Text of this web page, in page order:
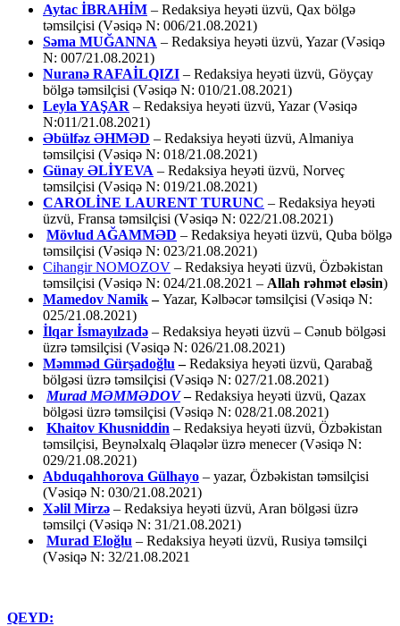
Aytac İBRAHİM – Redaksiya heyəti üzvü, Qax bölgə
təmsilçisi (Vəsiqə N: 006/21.08.2021)
Səma MUĞANNA – Redaksiya heyəti üzvü, Yazar (Vəsiqə
N: 007/21.08.2021)
Nuranə RAFAİLQIZI – Redaksiya heyəti üzvü, Göyçay
bölgə təmsilçisi (Vəsiqə N: 010/21.08.2021)
Leyla YAŞAR – Redaksiya heyəti üzvü, Yazar (Vəsiqə
N:011/21.08.2021)
Əbülfəz ƏHMƏD – Redaksiya heyəti üzvü, Almaniya
təmsilçisi (Vəsiqə N: 018/21.08.2021)
Günay ƏLİYEVA – Redaksiya heyəti üzvü, Norveç
təmsilçisi (Vəsiqə N: 019/21.08.2021)
CAROLİNE LAURENT TURUNC – Redaksiya heyəti
üzvü, Fransa təmsilçisi (Vəsiqə N: 022/21.08.2021)
Mövlud AĞAMMƏD – Redaksiya heyəti üzvü, Quba bölgə
təmsilçisi (Vəsiqə N: 023/21.08.2021)
Cihangir NOMOZOV – Redaksiya heyəti üzvü, Özbəkistan
təmsilçisi (Vəsiqə N: 024/21.08.2021 – Allah rəhmət eləsin)
Mamedov Namik–Yazar, Kəlbəcər təmsilçisi (Vəsiqə N:
025/21.08.2021)
İlqar İsmayılzadə – Redaksiya heyəti üzvü – Cənub bölgəsi
üzrə təmsilçisi (Vəsiqə N: 026/21.08.2021)
Məmməd Gürşadoğlu –Redaksiya heyəti üzvü, Qarabağ
bölgəsi üzrə təmsilçisi (Vəsiqə N: 027/21.08.2021)
Murad MƏMMƏDOV –Redaksiya heyəti üzvü, Qazax
bölgəsi üzrə təmsilçisi (Vəsiqə N: 028/21.08.2021)
Khaitov Khusniddin – Redaksiya heyəti üzvü, Özbəkistan
təmsilçisi, Beynəlxalq Əlaqələr üzrə menecer (Vəsiqə N:
029/21.08.2021)
Abduqahhorova Gülhayo – yazar, Özbəkistan təmsilçisi
(Vəsiqə N: 030/21.08.2021)
Xəlil Mirzə – Redaksiya heyəti üzvü, Aran bölgəsi üzrə
təmsilçi (Vəsiqə N: 31/21.08.2021)
Murad Eloğlu – Redaksiya heyəti üzvü, Rusiya təmsilçi
(Vəsiqə N: 32/21.08.2021
QEYD: